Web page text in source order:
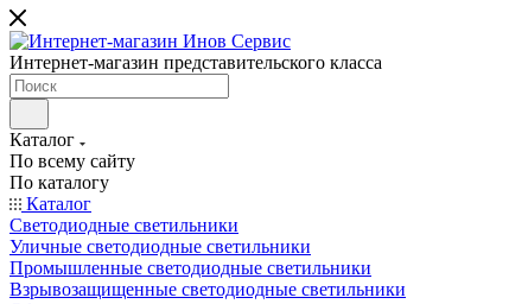
Интернет-магазин представительского класса
Каталог
По всему сайту
По каталогу
Каталог
Светодиодные светильники
Уличные светодиодные светильники
Промышленные светодиодные светильники
Взрывозащищенные светодиодные светильники